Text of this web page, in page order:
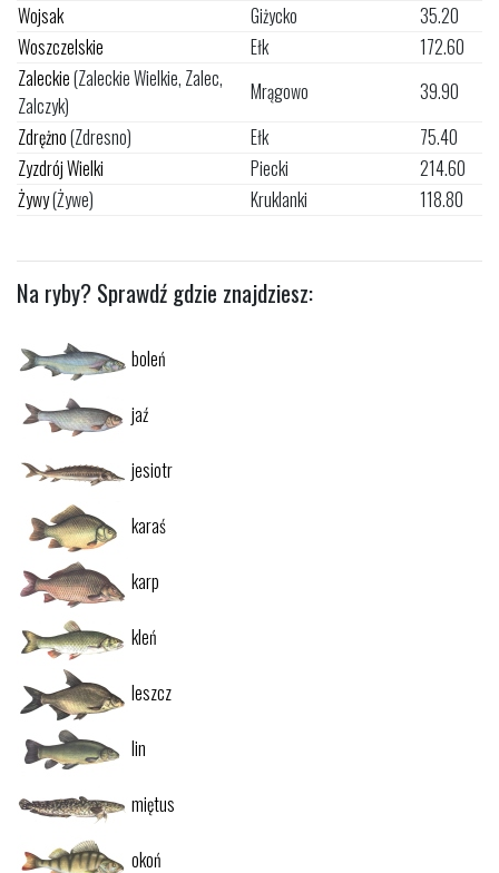
Wojsak Giżycko
35.20
Woszczelskie
Ełk
172.60
Zaleckie(Zaleckie Wielkie, Zalec,
Zalczyk)
Mrągowo
39.90
Zdrężno(Zdresno) Ełk
75.40
Zyzdrój Wielki
Piecki
214.60
Żywy(Żywe) Kruklanki 118.80
Na ryby? Sprawdź gdzie znajdziesz:
boleń
jaź
jesiotr
karaś
karp
kleń
leszcz
lin
miętus
okoń